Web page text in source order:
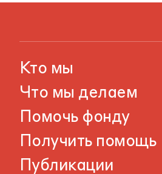
Кто мы
Что мы делаем
Помочь фонду
Получить помощь
Публикации